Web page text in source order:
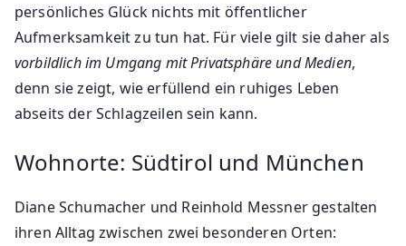
persönliches Glück nichts mit öffentlicher
Aufmerksamkeit zu tun hat. Für viele gilt sie daher als
vorbildlich im Umgang mit Privatsphäre und Medien,
denn sie zeigt, wie erfüllend ein ruhiges Leben
abseits der Schlagzeilen sein kann.
Wohnorte: Südtirol und München
Diane Schumacher und Reinhold Messner gestalten
ihren Alltag zwischen zwei besonderen Orten: